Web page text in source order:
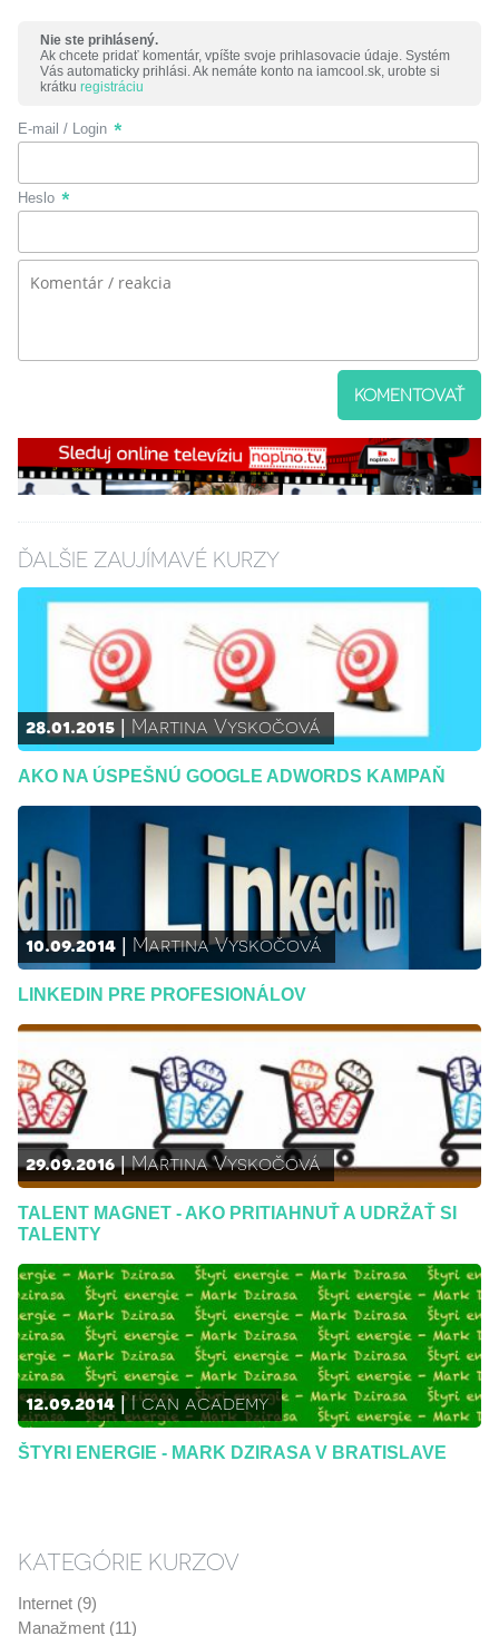
Nie ste prihlásený.
Ak chcete pridať komentár, vpíšte svoje prihlasovacie údaje. Systém
Vás automaticky prihlási. Ak nemáte konto na iamcool.sk, urobte si
krátku registráciu
E-mail / Login
Heslo
KOMENTOVAŤ
ĎALŠIE ZAUJÍMAVÉ KURZY
28.01.2015 Martina Vyskočová
AKO NA ÚSPEŠNÚ GOOGLE ADWORDS KAMPAŇ
10.09.2014 Martina Vyskočová
LINKEDIN PRE PROFESIONÁLOV
29.09.2016 Martina Vyskočová
TALENT MAGNET - AKO PRITIAHNUŤ A UDRŽAŤ SI
TALENTY
12.09.2014 I can academy
ŠTYRI ENERGIE - MARK DZIRASA V BRATISLAVE
KATEGÓRIE KURZOV
Internet (9)
Manažment (11)